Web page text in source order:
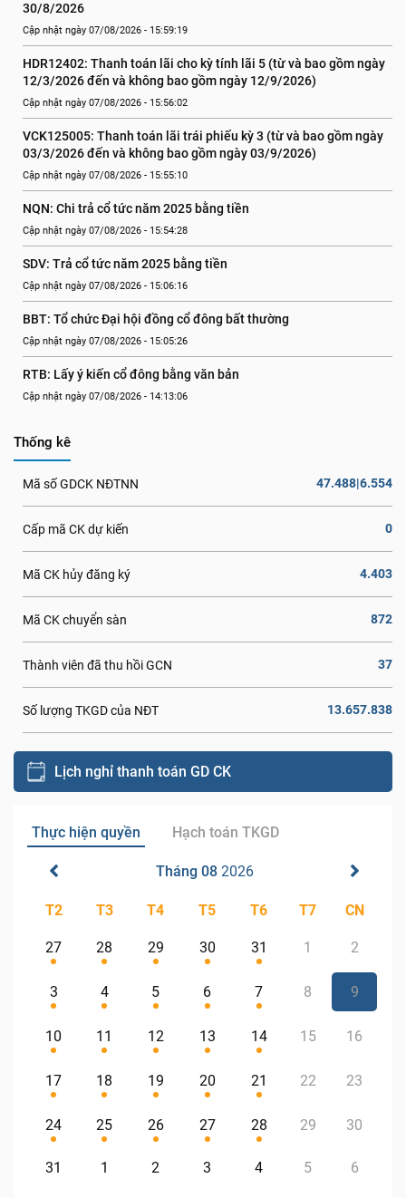
30/8/2026
Cập nhật ngày 07/08/2026 - 15:59:19
HDR12402: Thanh toán lãi cho kỳ tính lãi 5 (từ và bao gồm ngày
12/3/2026 đến và không bao gồm ngày 12/9/2026)
Cập nhật ngày 07/08/2026 - 15:56:02
VCK125005: Thanh toán lãi trái phiếu kỳ 3 (từ và bao gồm ngày
03/3/2026 đến và không bao gồm ngày 03/9/2026)
Cập nhật ngày 07/08/2026 - 15:55:10
NQN: Chi trả cổ tức năm 2025 bằng tiền
Cập nhật ngày 07/08/2026 - 15:54:28
SDV: Trả cổ tức năm 2025 bằng tiền
Cập nhật ngày 07/08/2026 - 15:06:16
BBT: Tổ chức Đại hội đồng cổ đông bất thường
Cập nhật ngày 07/08/2026 - 15:05:26
RTB: Lấy ý kiến cổ đông bằng văn bản
Cập nhật ngày 07/08/2026 - 14:13:06
Thống kê
Mã số GDCK NĐTNN 47.488|6.554
Cấp mã CK dự kiến 0
Mã CK hủy đăng ký 4.403
Mã CK chuyển sàn 872
Thành viên đã thu hồi GCN 37
Số lượng TKGD của NĐT 13.657.838
Lịch nghỉ thanh toán GD CK
Thực hiện quyền Hạch toán TKGD
Tháng 08 2026
T2 T3 T4 T5 T6 T7 CN
27 28 29 30 31 1 2
3 4 5 6 7 8 9
10 11 12 13 14 15 16
17 18 19 20 21 22 23
24 25 26 27 28 29 30
31 1 2 3 4 5 6